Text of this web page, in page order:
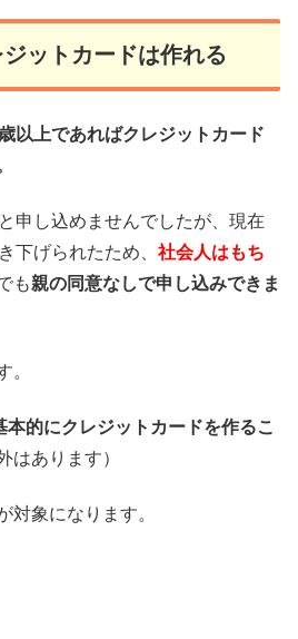
ットカードは作れる
以上であればクレジットカード
申し込めませんでしたが、現在
下げられたため、 社会人はもち
も親の同意なしで申し込みできま
。
的にクレジットカードを作るこ
はあります）
対象になります。